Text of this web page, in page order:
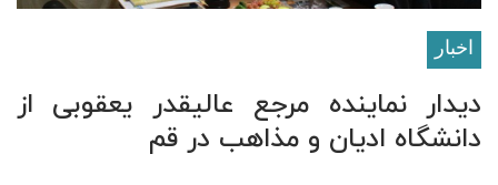
اخبار
دیدار نماینده مرجع عالیقدر یعقوبی از
دانشگاه ادیان و مذاهب در قم